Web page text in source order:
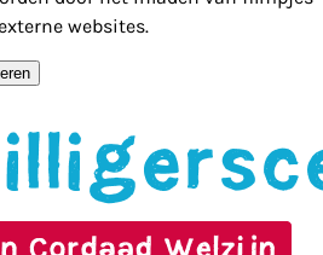
websites.